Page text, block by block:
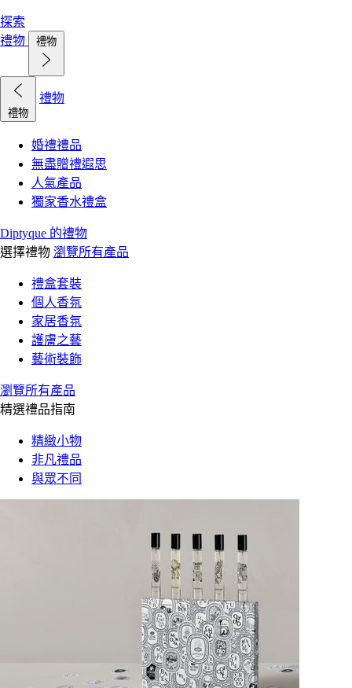
探索
禮物
禮物
禮物
禮物
婚禮禮品
無盡贈禮遐思
人氣產品
獨家香水禮盒
Diptyque 的禮物
選擇禮物 瀏覽所有產品
禮盒套裝
個人香氛
家居香氛
護膚之藝
藝術裝飾
瀏覽所有產品
精選禮品指南
精緻小物
非凡禮品
與眾不同